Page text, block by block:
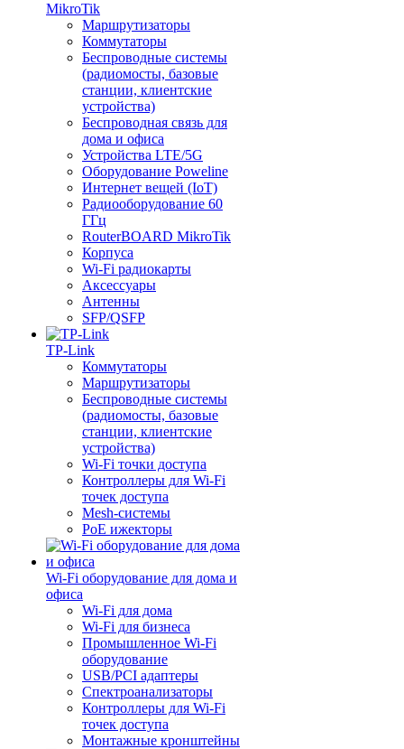
MikroTik
Маршрутизаторы
Коммутаторы
Беспроводные системы
(радиомосты, базовые
станции, клиентские
устройства)
Беспроводная связь для
дома и офиса
Устройства LTE/5G
Оборудование Poweline
Интернет вещей (IoT)
Радиооборудование 60
ГГц
RouterBOARD MikroTik
Корпуса
Wi-Fi радиокарты
Аксессуары
Антенны
SFP/QSFP
TP-Link
Коммутаторы
Маршрутизаторы
Беспроводные системы
(радиомосты, базовые
станции, клиентские
устройства)
Wi-Fi точки доступа
Контроллеры для Wi-Fi
точек доступа
Mesh-системы
PoE ижекторы
Wi-Fi оборудование для дома и
офиса
Wi-Fi для дома
Wi-Fi для бизнеса
Промышленное Wi-Fi
оборудование
USB/PCI адаптеры
Cпектроанализаторы
Контроллеры для Wi-Fi
точек доступа
Монтажные кронштейны